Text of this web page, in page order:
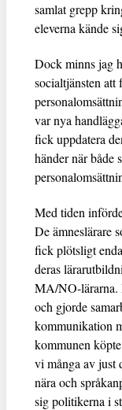
samlat grepp
eleverna kände
Dock minns jag
socialtjänsten att
var nya
fick uppdatera
händer när både
Med tiden
De ämneslärare
fick plötsligt
deras
MA/NO-lärarna.
och gjorde
kommunikation
kommunen
vi många av just
nära och
sig politikerna i